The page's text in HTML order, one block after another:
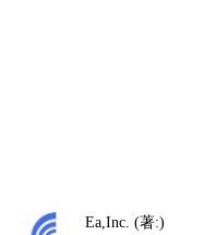
Ea,Inc. (著:)